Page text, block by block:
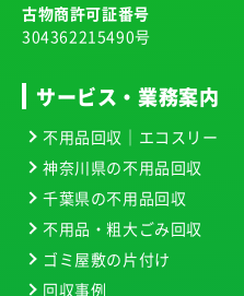
古物商許可証番号
304362215490号
サービス・業務案内
不用品回収｜エコスリー
神奈川県の不用品回収
千葉県の不用品回収
不用品・粗大ごみ回収
ゴミ屋敷の片付け
回収事例